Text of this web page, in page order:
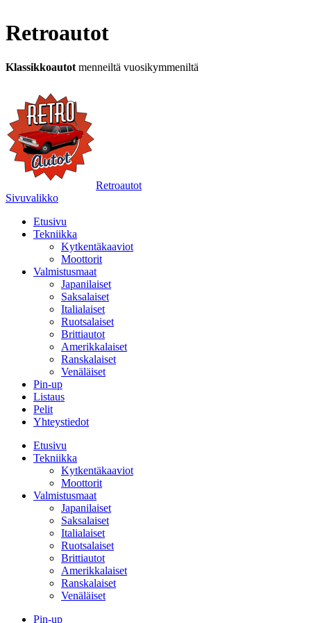
Retroautot
Klassikkoautot menneiltä vuosikymmeniltä
Retroautot
Sivuvalikko
Etusivu
Tekniikka
Kytkentäkaaviot
Moottorit
Valmistusmaat
Japanilaiset
Saksalaiset
Italialaiset
Ruotsalaiset
Brittiautot
Amerikkalaiset
Ranskalaiset
Venäläiset
Pin-up
Listaus
Pelit
Yhteystiedot
Etusivu
Tekniikka
Kytkentäkaaviot
Moottorit
Valmistusmaat
Japanilaiset
Saksalaiset
Italialaiset
Ruotsalaiset
Brittiautot
Amerikkalaiset
Ranskalaiset
Venäläiset
Pin-up